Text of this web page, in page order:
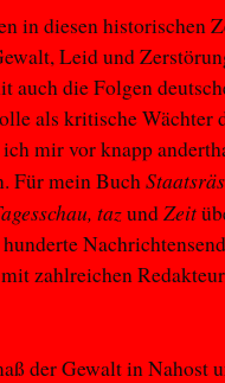
in diesen historischen
Leid und
auch die Folgen
als kritische Wächter
mir vor knapp
Für mein Buch
tazundZeit
zahlreichen
der Gewalt in Nahost